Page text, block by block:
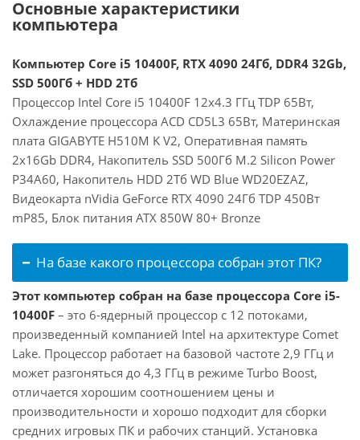
Основные характеристики
компьютера
Компьютер Core i5 10400F, RTX 4090 24Гб, DDR4 32Gb,
SSD 500Гб + HDD 2Тб
Процессор Intel Core i5 10400F 12x4.3 ГГц TDP 65Вт,
Охлаждение процессора ACD CD5L3 65Вт, Материнская
плата GIGABYTE H510M K V2, Оперативная память
2x16Gb DDR4, Накопитель SSD 500Гб M.2 Silicon Power
P34A60, Накопитель HDD 2Тб WD Blue WD20EZAZ,
Видеокарта nVidia GeForce RTX 4090 24Гб TDP 450Вт
mP85, Блок питания ATX 850W 80+ Bronze
На базе какого процессора собран этот ПК?
Этот компьютер собран на базе процессора Core i5-
10400F – это 6-ядерный процессор с 12 потоками,
произведенный компанией Intel на архитектуре Comet
Lake. Процессор работает на базовой частоте 2,9 ГГц и
может разгоняться до 4,3 ГГц в режиме Turbo Boost,
отличается хорошим соотношением цены и
производительности и хорошо подходит для сборки
средних игровых ПК и рабочих станций. Установка